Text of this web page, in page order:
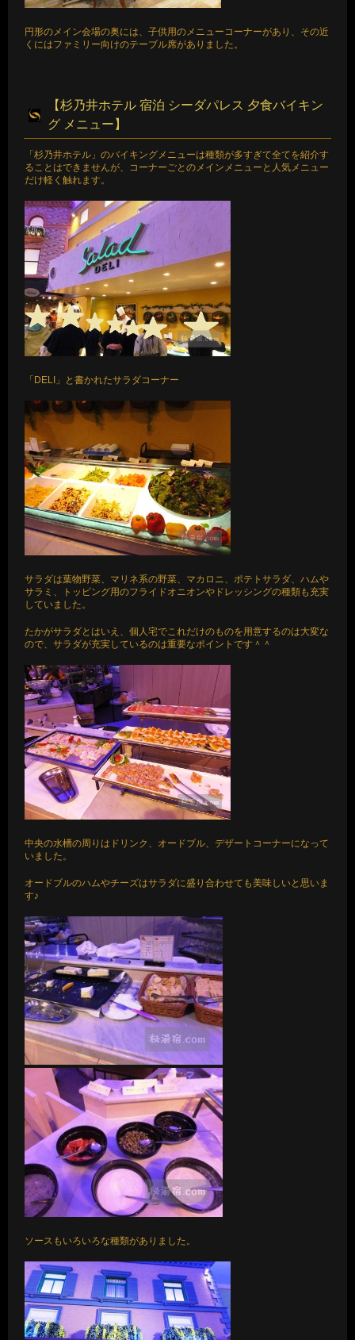
円形のメイン会場の奥には、子供用のメニューコーナーがあり、その近
くにはファミリー向けのテーブル席がありました。
【杉乃井ホテル 宿泊 シーダパレス 夕食バイキン
グ メニュー】
「杉乃井ホテル」のバイキングメニューは種類が多すぎて全てを紹介す
ることはできませんが、コーナーごとのメインメニューと人気メニュー
だけ軽く触れます。
「DELI」と書かれたサラダコーナー
サラダは葉物野菜、マリネ系の野菜、マカロニ、ポテトサラダ、ハムや
サラミ、トッピング用のフライドオニオンやドレッシングの種類も充実
していました。
たかがサラダとはいえ、個人宅でこれだけのものを用意するのは大変な
ので、サラダが充実しているのは重要なポイントです＾＾
中央の水槽の周りはドリンク、オードブル、デザートコーナーになって
いました。
オードブルのハムやチーズはサラダに盛り合わせても美味しいと思いま
す♪
ソースもいろいろな種類がありました。